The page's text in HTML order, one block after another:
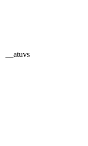
__atuvs